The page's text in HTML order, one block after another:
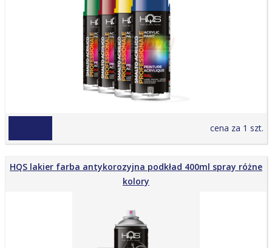
cena za 1 szt.
HQS lakier farba antykorozyjna podkład 400ml spray różne
kolory